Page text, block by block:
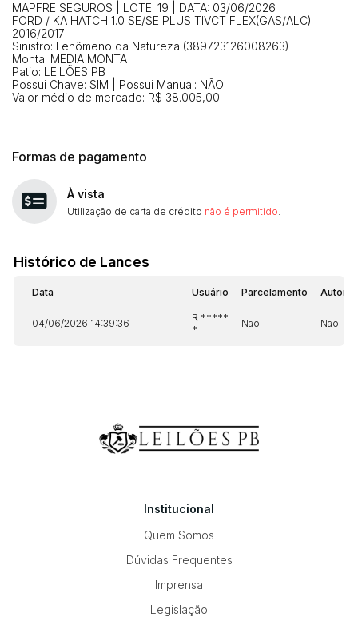
MAPFRE SEGUROS | LOTE: 19 | DATA: 03/06/2026
FORD / KA HATCH 1.0 SE/SE PLUS TIVCT FLEX(GAS/ALC)
2016/2017
Sinistro: Fenômeno da Natureza (389723126008263)
Monta: MEDIA MONTA
Patio: LEILÕES PB
Possui Chave: SIM | Possui Manual: NÃO
Valor médio de mercado: R$ 38.005,00
Formas de pagamento
À vista
Utilização de carta de crédito não é permitido
Histórico de Lances
Data Usuário Parcelamento
04/06/2026 14:39:36
R *****
*
Não Não
Institucional
Quem Somos
Dúvidas Frequentes
Imprensa
Legislação